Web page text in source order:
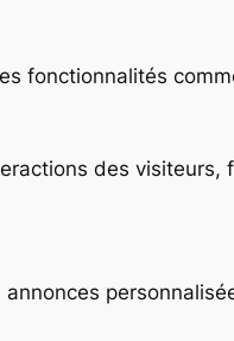
fonctionnalités
des